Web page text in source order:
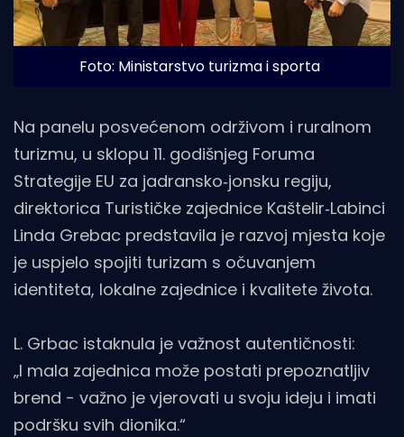
Foto: Ministarstvo turizma i sporta
Na panelu posvećenom održivom i ruralnom
turizmu, u sklopu 11. godišnjeg Foruma
Strategije EU za jadransko‑jonsku regiju,
direktorica Turističke zajednice Kaštelir‑Labinci
Linda Grebac predstavila je razvoj mjesta koje
je uspjelo spojiti turizam s očuvanjem
identiteta, lokalne zajednice i kvalitete života.
L. Grbac istaknula je važnost autentičnosti:
„I mala zajednica može postati prepoznatljiv
brend - važno je vjerovati u svoju ideju i imati
podršku svih dionika.“